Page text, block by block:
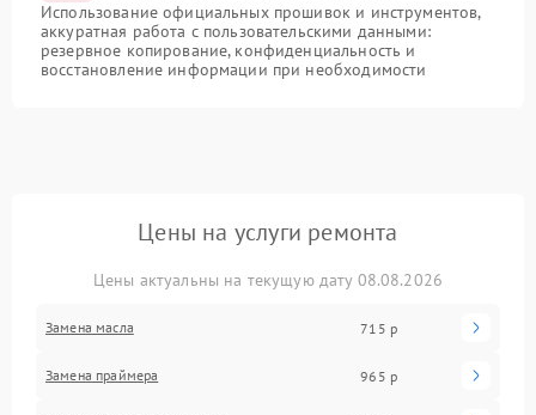
Использование официальных прошивок и инструментов,
аккуратная работа с пользовательскими данными:
резервное копирование, конфиденциальность и
восстановление информации при необходимости
Цены на услуги ремонта
Цены актуальны на текущую дату 08.08.2026
Замена масла 715 р
Замена праймера 965 р